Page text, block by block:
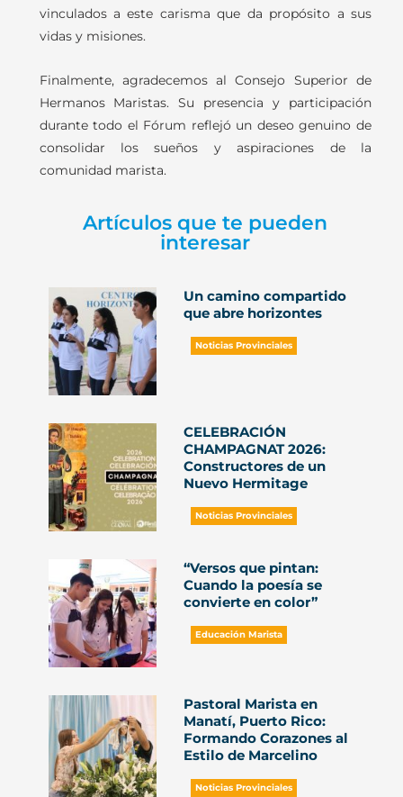
vinculados a este carisma que da propósito a sus
vidas y misiones.
Finalmente, agradecemos al Consejo Superior de
Hermanos Maristas. Su presencia y participación
durante todo el Fórum reflejó un deseo genuino de
consolidar los sueños y aspiraciones de la
comunidad marista.
Artículos que te pueden
interesar
Un camino compartido
que abre horizontes
Noticias Provinciales
CELEBRACIÓN
CHAMPAGNAT 2026:
Constructores de un
Nuevo Hermitage
Noticias Provinciales
“Versos que pintan:
Cuando la poesía se
convierte en color”
Educación Marista
Pastoral Marista en
Manatí, Puerto Rico:
Formando Corazones al
Estilo de Marcelino
Noticias Provinciales